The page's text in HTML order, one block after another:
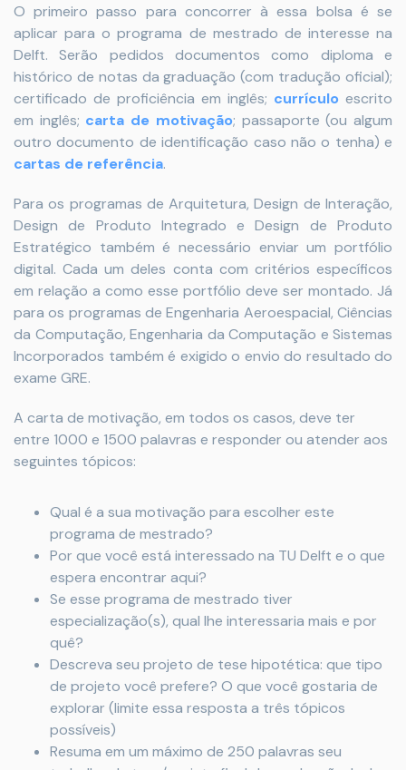
O primeiro passo para concorrer à essa bolsa é se
aplicar para o programa de mestrado de interesse na
Delft. Serão pedidos documentos como diploma e
histórico de notas da graduação (com tradução oficial);
certificado de proficiência em inglês; currículo escrito
em inglês; carta de motivação; passaporte (ou algum
outro documento de identificação caso não o tenha) e
cartas de referência.
Para os programas de Arquitetura, Design de Interação,
Design de Produto Integrado e Design de Produto
Estratégico também é necessário enviar um portfólio
digital. Cada um deles conta com critérios específicos
em relação a como esse portfólio deve ser montado. Já
para os programas de Engenharia Aeroespacial, Ciências
da Computação, Engenharia da Computação e Sistemas
Incorporados também é exigido o envio do resultado do
exame GRE.
A carta de motivação, em todos os casos, deve ter
entre 1000 e 1500 palavras e responder ou atender aos
seguintes tópicos:
Qual é a sua motivação para escolher este
programa de mestrado?
Por que você está interessado na TU Delft e o que
espera encontrar aqui?
Se esse programa de mestrado tiver
especialização(s), qual lhe interessaria mais e por
quê?
Descreva seu projeto de tese hipotética: que tipo
de projeto você prefere? O que você gostaria de
explorar (limite essa resposta a três tópicos
possíveis)
Resuma em um máximo de 250 palavras seu